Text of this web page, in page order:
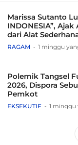
Marissa Sutanto
INDONESIA”,
dari Alat
Tradisional
RAGAM 1 minggu
Polemik Tangsel
2026, Dispora
Pemkot
EKSEKUTIF 1 minggu